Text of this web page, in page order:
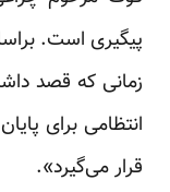
پیگیری است.
زمانی که قصد
انتظامی برای
قرار می‌گیرد».